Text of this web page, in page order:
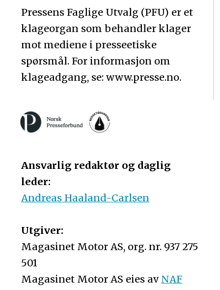
Pressens Faglige Utvalg (PFU) er et
klageorgan som behandler klager
mot mediene i presseetiske
spørsmål. For informasjon om
klageadgang, se: www.presse.no.
Ansvarlig redaktør og daglig
leder:
Andreas Haaland-Carlsen
Utgiver:
Magasinet Motor AS, org. nr. 937 275
501
Magasinet Motor AS eies av NAF